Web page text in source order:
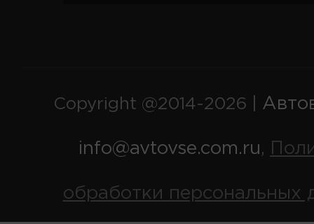
Copyright @2014-2026 |
info@avtovse.com.ru,
обработки персональных